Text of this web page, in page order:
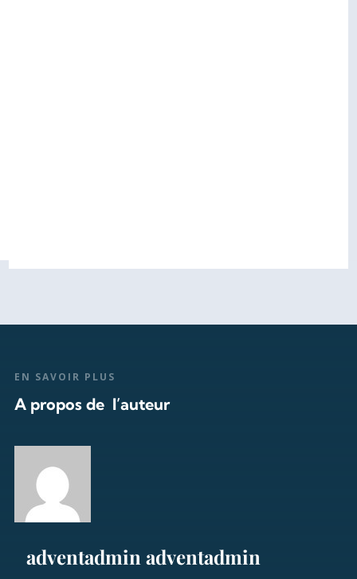
EN SAVOIR PLUS
A propos de l’auteur
adventadmin adventadmin